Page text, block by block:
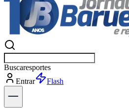
Buscarpolítica
Entrar
Explorar